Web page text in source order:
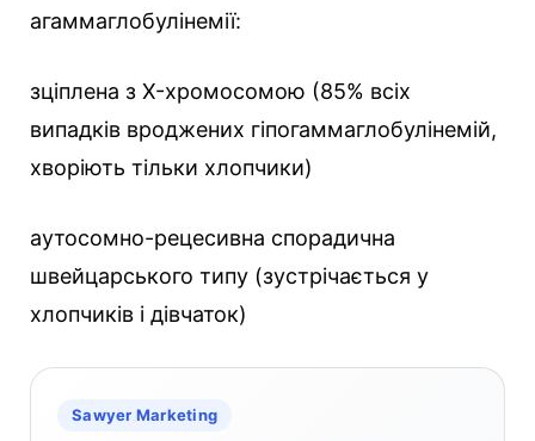
агаммаглобулінемії:
зціплена з X-хромосомою (85% всіх
випадків вроджених гіпогаммаглобулінемій,
хворіють тільки хлопчики)
аутосомно-рецесивна спорадична
швейцарського типу (зустрічається у
хлопчиків і дівчаток)
Sawyer Marketing